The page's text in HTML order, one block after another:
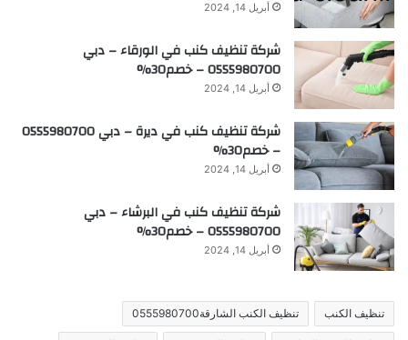
أبريل 14, 2024
شركة تنظيف كنب في الورقاء – دبي
0555980700 – خصم30%
أبريل 14, 2024
شركة تنظيف كنب في ديرة – دبي 0555980700
– خصم30%
أبريل 14, 2024
شركة تنظيف كنب في البرشاء – دبي
0555980700 – خصم30%
أبريل 14, 2024
تنظيف الكنب تنظيف الكنب الشارقة0555980700